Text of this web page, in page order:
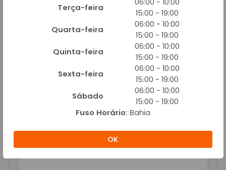
Adicionar
Terça-feira
15:00 - 19:00
Quarta-feira
06:00 - 10:00
15:00 - 19:00
Quinta-feira
06:00 - 10:00
15:00 - 19:00
Sexta-feira
06:00 - 10:00
15:00 - 19:00
Sábado
06:00 - 10:00
15:00 - 19:00
Fuso Horário: Bahia
OK